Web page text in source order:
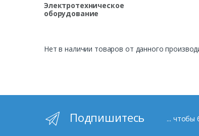
Электротехническое
оборудование
Нет в наличии товаров от данного
Подпишитесь ... чтобы